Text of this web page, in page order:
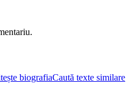
biografiaCaută texte similare